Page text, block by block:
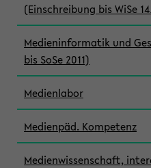
(Einschreibung bis WiSe
Medieninformatik und
bis SoSe 2011)
Medienlabor
Medienpäd. Kompetenz
Medienwissenschaft,